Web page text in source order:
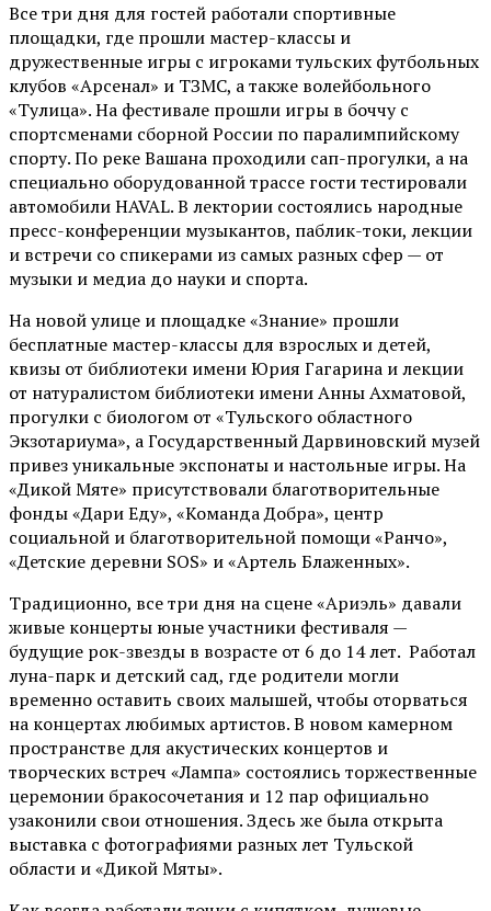
Все три дня для гостей работали спортивные
площадки, где прошли мастер-классы и
дружественные игры с игроками тульских футбольных
клубов «Арсенал» и ТЗМС, а также волейбольного
«Тулица». На фестивале прошли игры в боччу с
спортсменами сборной России по паралимпийскому
спорту. По реке Вашана проходили сап-прогулки, а на
специально оборудованной трассе гости тестировали
автомобили HAVAL. В лектории состоялись народные
пресс-конференции музыкантов, паблик-токи, лекции
и встречи со спикерами из самых разных сфер — от
музыки и медиа до науки и спорта.
На новой улице и площадке «Знание» прошли
бесплатные мастер-классы для взрослых и детей,
квизы от библиотеки имени Юрия Гагарина и лекции
от натуралистом библиотеки имени Анны Ахматовой,
прогулки с биологом от «Тульского областного
Экзотариума», а Государственный Дарвиновский музей
привез уникальные экспонаты и настольные игры. На
«Дикой Мяте» присутствовали благотворительные
фонды «Дари Еду», «Команда Добра», центр
социальной и благотворительной помощи «Ранчо»,
«Детские деревни SOS» и «Артель Блаженных».
Традиционно, все три дня на сцене«Ариэль» давали
живые концерты юные участники фестиваля —
будущие рок-звезды в возрасте от 6 до 14 лет. Работал
луна-парк и детский сад, где родители могли
временно оставить своих малышей, чтобы оторваться
на концертах любимых артистов. В новом камерном
пространстве для акустических концертов и
творческих встреч «Лампа» состоялись торжественные
церемонии бракосочетания и 12 пар официально
узаконили свои отношения. Здесь же была открыта
выставка с фотографиями разных лет Тульской
области и «Дикой Мяты».